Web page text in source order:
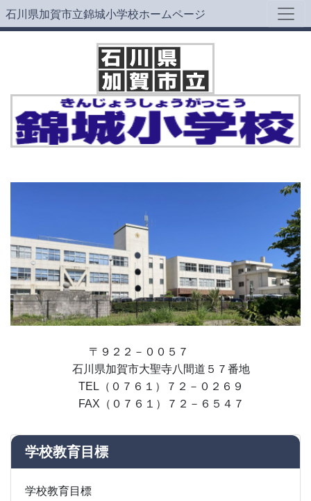
石川県加賀市立錦城小学校ホームページ
〒９２２－００５７
石川県加賀市大聖寺八間道５７番地
TEL（０７６１）７２－０２６９
FAX（０７６１）７２－６５４７
学校教育目標
学校教育目標